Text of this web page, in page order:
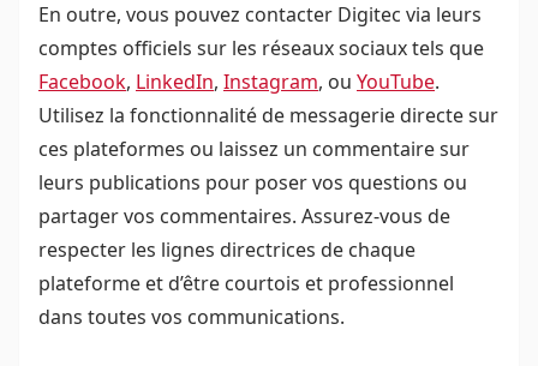
En outre, vous pouvez contacter Digitec via leurs
comptes officiels sur les réseaux sociaux tels que
Facebook, LinkedIn, Instagram, ou YouTube.
Utilisez la fonctionnalité de messagerie directe sur
ces plateformes ou laissez un commentaire sur
leurs publications pour poser vos questions ou
partager vos commentaires. Assurez-vous de
respecter les lignes directrices de chaque
plateforme et d’être courtois et professionnel
dans toutes vos communications.